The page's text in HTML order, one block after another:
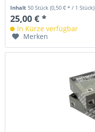
Inhalt50 Stück(0,50 € * / 1 Stück)
25,00 € *
In Kürze verfügbar
Merken